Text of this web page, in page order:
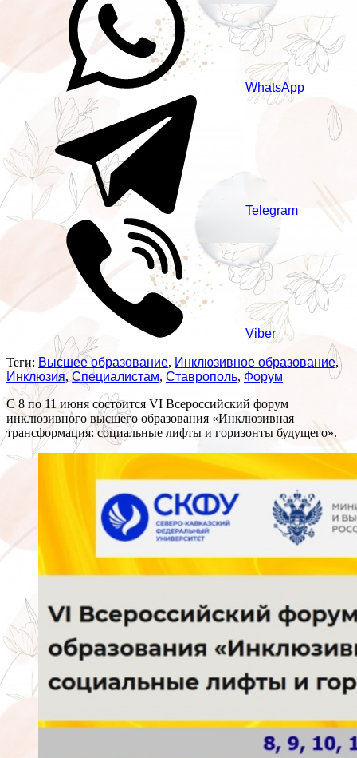
WhatsApp
Telegram
Viber
Теги: Высшее образование, Инклюзивное образование,
Инклюзия,Специалистам, Ставрополь, Форум
С 8 по 11 июня состоится VI Всероссийский форум
инклюзивного высшего образования «Инклюзивная
трансформация: социальные лифты и горизонты будущего».